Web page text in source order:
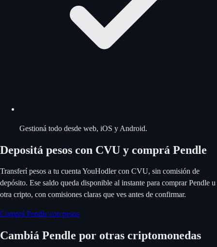
Gestioná todo desde web, iOS y Android.
Depositá pesos con CVU y comprá Pendle
Transferí pesos a tu cuenta YouHodler con CVU, sin comisión de
depósito. Ese saldo queda disponible al instante para comprar Pendle u
otra cripto, con comisiones claras que ves antes de confirmar.
Comprá Pendle con pesos
Cambiá Pendle por otras criptomonedas